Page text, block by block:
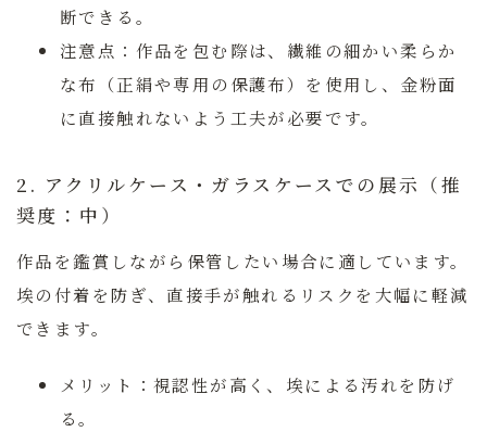
断できる。
注意点： 作品を包む際は、繊維の細かい柔らか
な布（正絹や専用の保護布）を使用し、金粉面
に直接触れないよう工夫が必要です。
2. アクリルケース・ガラスケースでの展示（推
奨度：中）
作品を鑑賞しながら保管したい場合に適しています。
埃の付着を防ぎ、直接手が触れるリスクを大幅に軽減
できます。
メリット： 視認性が高く、埃による汚れを防げ
る。